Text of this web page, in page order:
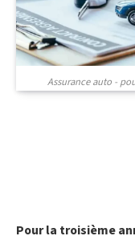
Assurance auto -
Pour la troisième